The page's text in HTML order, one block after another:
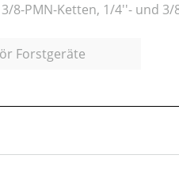
8-PMN-Ketten, 1/4''- und
Forstgeräte